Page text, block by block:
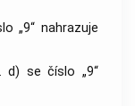
„9“ nahrazuje
se číslo „9“